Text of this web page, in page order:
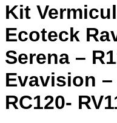
Kit
Ecoteck
Serena –
Evavision –
RC120-